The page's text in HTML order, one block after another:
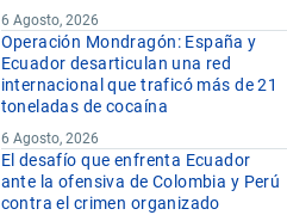
6 Agosto, 2026
Operación Mondragón: España y
Ecuador desarticulan una red
internacional que traficó más de 21
toneladas de cocaína
6 Agosto, 2026
El desafío que enfrenta Ecuador
ante la ofensiva de Colombia y Perú
contra el crimen organizado